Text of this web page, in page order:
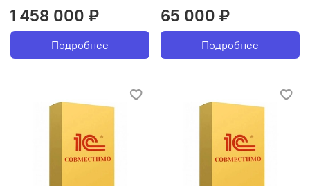
1 458 000 ₽
Подробнее
65 000 ₽
Подробнее